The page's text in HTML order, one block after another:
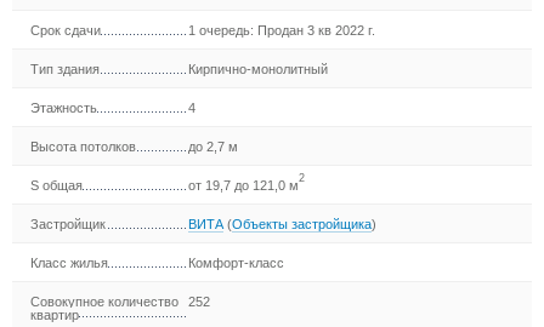
Срок сдачи 1 очередь: Продан 3 кв 2022 г.
Тип здания Кирпично-монолитный
Этажность 4
Высота потолков до 2,7 м
S общая от 19,7 до 121,0 м2
Застройщик ВИТА (Объекты застройщика)
Класс жилья Комфорт-класс
Совокупное количество
квартир
252